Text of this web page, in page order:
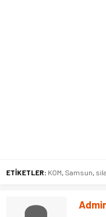
ETİKETLER: KOM Samsun